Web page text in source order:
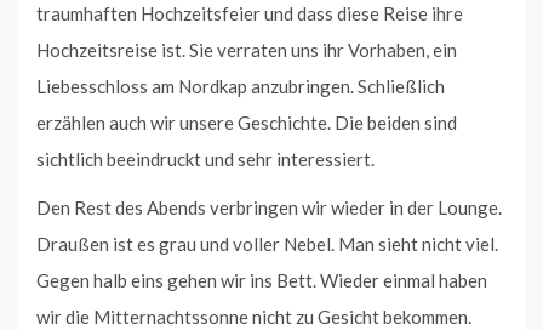
traumhaften Hochzeitsfeier und dass diese Reise ihre
Hochzeitsreise ist. Sie verraten uns ihr Vorhaben, ein
Liebesschloss am Nordkap anzubringen. Schließlich
erzählen auch wir unsere Geschichte. Die beiden sind
sichtlich beeindruckt und sehr interessiert.
Den Rest des Abends verbringen wir wieder in der Lounge.
Draußen ist es grau und voller Nebel. Man sieht nicht viel.
Gegen halb eins gehen wir ins Bett. Wieder einmal haben
wir die Mitternachtssonne nicht zu Gesicht bekommen.